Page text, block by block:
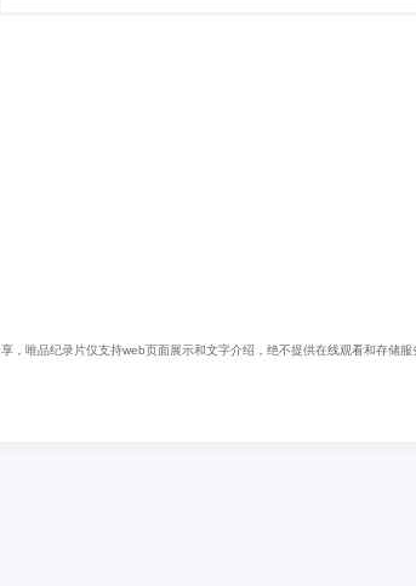
，唯品纪录片仅支持web页面展示和文字介绍，绝不提供在线观看和存